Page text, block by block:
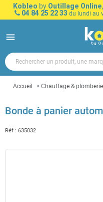
Kobleo by Outillage Online
04 84 25 22 33 du lundi au
menu
Accueil Chauffage & plomberie
Bonde à panier
Réf : 635032